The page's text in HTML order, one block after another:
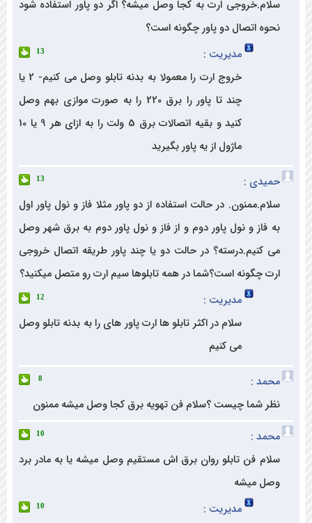
ارت به کجا وصل میشه؟ اگر دو پاور استفاده شود
اتصال دو پاور چگونه است؟
مدیریت :
خروج ارت را معمولا به بدنه تابلو وصل می کنیم- 2 یا
چند تا پاور را برق 220 را به صورت موازی بهم وصل
کنید و بقیه اتصالات برق 5 ولت را به ازای هر 9 یا 10
ماژول از یه پاور بگیرید
:
در حالت استفاده از دو پاور مثلا فاز و نول پاور اول
و نول پاور دوم و از فاز و نول پاور دوم به برق شهر وصل
در حالت دو یا چند پاور طریقه اتصال خروجی
چگونه است؟شما در همه تابلوها سیم ارت رو متصل میکنید؟
مدیریت :
سلام در اکثر تابلو ها ارت پاور های را به بدنه تابلو وصل
شما چیست ؟سلام فن تهویه برق کجا وصل میشه ممنون
فن تابلو روان برق اش مستقیم وصل میشه یا به مادر برد
میشه
مدیریت :